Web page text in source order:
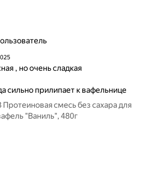
, но очень сладкая
сильно прилипает к вафельнице
смесь без сахара для
"Ваниль", 480г